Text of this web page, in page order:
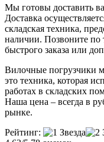
Мы готовы доставить
Доставка
складская техника,
наличии. Позвоните по
быстрого заказа или
Вилочные погрузчики
это техника, которая
работах в складских
Наша цена – всегда в
рынке.
Рейтинг: